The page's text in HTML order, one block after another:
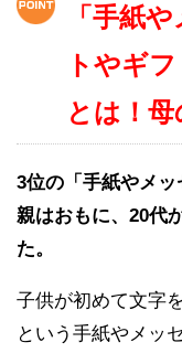
「手紙
トやギ
とは！
3位の「手紙やメ
親はおもに、20代
た。
子供が初めて文字
という手紙やメッ